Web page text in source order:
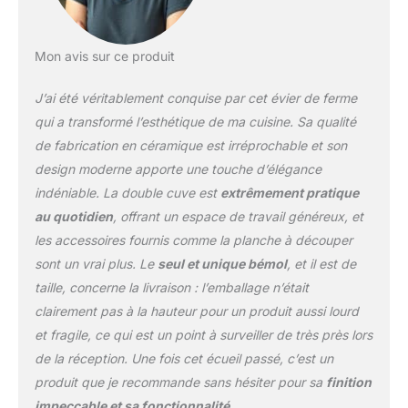
d'un matériau durable
ne se fissure pas avec le
temps ; Facile à nettoyer
et à entretenir. LA GRILLE
INFÉRIEURE EN ACIER
surface de l'évier et
maintient la vaisselle
surélevée pour un
drainage optimal. DRAIN
ASSEMBLY crée un look
propre tout en gardant
votre tuyau d'évacuation
exempt de débris.
[CONCEPTION
RÉVERSIBLE] : L'évier
Mon avis sur ce produit
J’ai été véritablement conquise par cet évier de ferme
qui a transformé l’esthétique de ma cuisine. Sa qualité
de fabrication en céramique est irréprochable et son
design moderne apporte une touche d’élégance
indéniable. La double cuve est extrêmement pratique
au quotidien, offrant un espace de travail généreux, et
les accessoires fournis comme la planche à découper
sont un vrai plus. Le seul et unique bémol, et il est de
taille, concerne la livraison : l’emballage n’était
clairement pas à la hauteur pour un produit aussi lourd
et fragile, ce qui est un point à surveiller de très près lors
de la réception. Une fois cet écueil passé, c’est un
produit que je recommande sans hésiter pour sa finition